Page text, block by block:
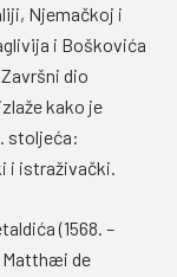
Njemačkoj i
i Boškovića
dio
kako je
stoljeća:
i istraživački.
(1568. –
Matthæi de